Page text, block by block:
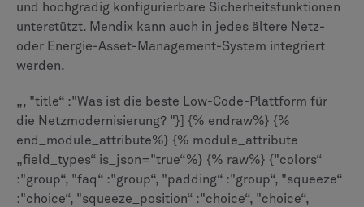
und hochgradig konfigurierbare Sicherheitsfunktionen
unterstützt. Mendix kann auch in jedes ältere Netz-
oder Energie-Asset-Management-System integriert
werden.
„, "title“ :"Was ist die beste Low-Code-Plattform für
die Netzmodernisierung? "}] {% endraw%} {%
end_module_attribute%} {% module_attribute
„field_types“ is_json="true“%} {% raw%} {"colors“
:"group“, "faq“ :"group“, "padding“ :"group“, "squeeze“
:"choice“, "squeeze_position“ :"choice“, "choice“,